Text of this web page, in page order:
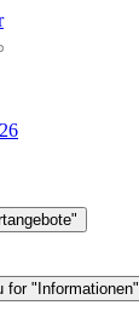
for "Informationen"